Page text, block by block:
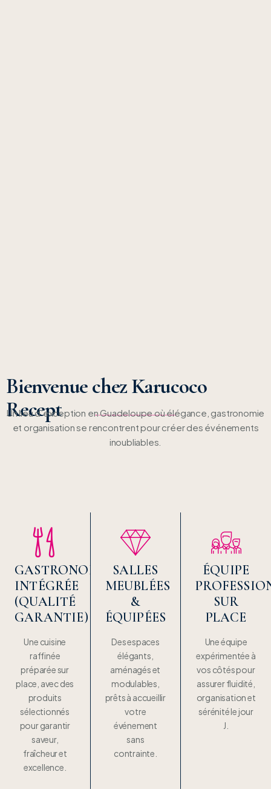
Bienvenue chez Karucoco
Recept
Un lieu d’exception en Guadeloupe où élégance, gastronomie
et organisation se rencontrent pour créer des événements
inoubliables.
GASTRONOMIE
INTÉGRÉE
(QUALITÉ
GARANTIE)
Une cuisine
raffinée
préparée sur
place, avec des
produits
sélectionnés
pour garantir
saveur,
fraîcheur et
excellence.
SALLES
MEUBLÉES
&
ÉQUIPÉES
Des espaces
élégants,
aménagés et
modulables,
prêts à accueillir
votre
événement
sans
contrainte.
ÉQUIPE
SUR
PLACE
Une équipe
expérimentée à
vos côtés pour
assurer fluidité,
organisation et
sérénité le jour
J.